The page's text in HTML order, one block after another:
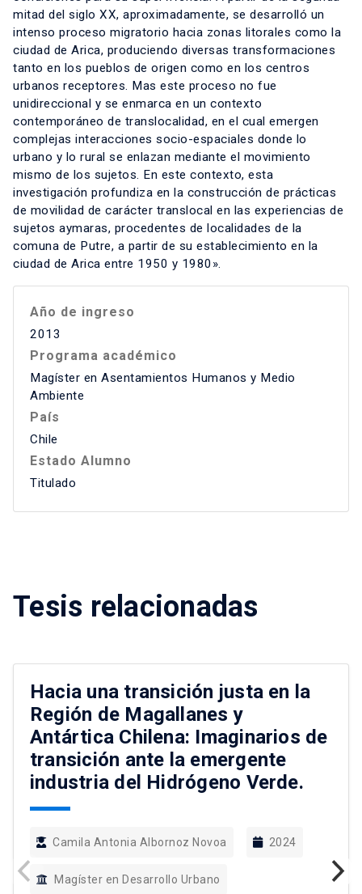
mitad del siglo XX, aproximadamente, se desarrolló un
intenso proceso migratorio hacia zonas litorales como la
ciudad de Arica, produciendo diversas transformaciones
tanto en los pueblos de origen como en los centros
urbanos receptores. Mas este proceso no fue
unidireccional y se enmarca en un contexto
contemporáneo de translocalidad, en el cual emergen
complejas interacciones socio-espaciales donde lo
urbano y lo rural se enlazan mediante el movimiento
mismo de los sujetos. En este contexto, esta
investigación profundiza en la construcción de prácticas
de movilidad de carácter translocal en las experiencias de
sujetos aymaras, procedentes de localidades de la
comuna de Putre, a partir de su establecimiento en la
ciudad de Arica entre 1950 y 1980».
Año de ingreso
2013
Programa académico
Magíster en Asentamientos Humanos y Medio
Ambiente
País
Chile
Estado Alumno
Titulado
Tesis relacionadas
Hacia una transición justa en la
Región de Magallanes y
Antártica Chilena: Imaginarios de
transición ante la emergente
industria del Hidrógeno Verde.
Camila Antonia Albornoz Novoa 2024
Magíster en Desarrollo Urbano